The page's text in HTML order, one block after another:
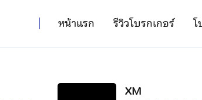
หน้าแรก รีวิวโบรกเกอร์
XM